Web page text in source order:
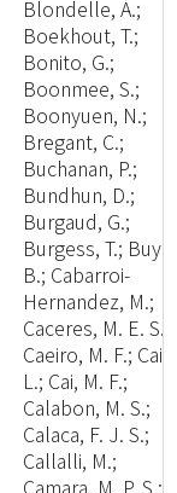
Blondelle, A.;
Boekhout, T.;
Bonito, G.;
Boonmee, S.;
Boonyuen, N.;
Bregant, C.;
Buchanan, P.;
Bundhun, D.;
Burgaud, G.;
Burgess, T.;
B.; Cabarroi-
Hernandez, M.;
Caceres, M. E. S.;
Caeiro, M. F.; Cai,
L.; Cai, M. F.;
Calabon, M. S.;
Calaca, F. J. S.;
Callalli, M.;
Camara, M. P. S.;